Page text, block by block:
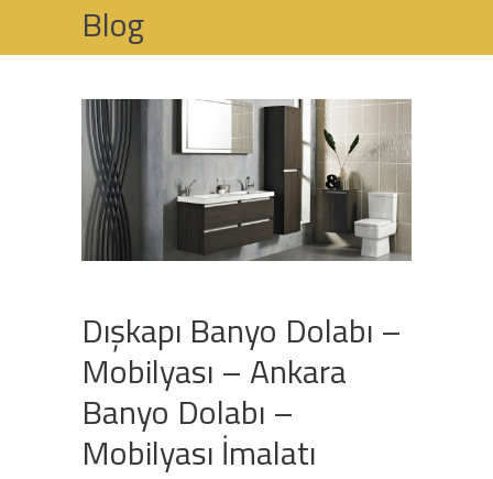
Blog
ANKARA BANYO DOLABI – MOBILYASI
İMALATI
Dışkapı Banyo Dolabı –
Mobilyası – Ankara
Banyo Dolabı –
Mobilyası İmalatı